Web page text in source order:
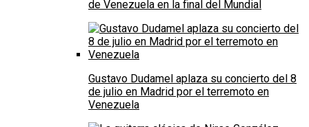
de Venezuela en la final del Mundial
Gustavo Dudamel aplaza su concierto del 8
de julio en Madrid por el terremoto en
Venezuela